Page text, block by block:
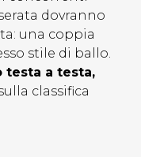
dovranno
una coppia
stile di ballo.
testa a testa,
classifica